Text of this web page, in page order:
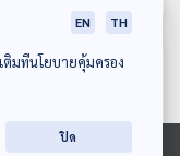
EN TH
ติมที่นโยบายคุ้มครอง
ปิด